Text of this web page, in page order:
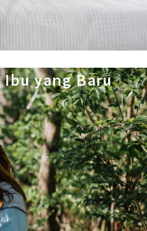
yang Baru